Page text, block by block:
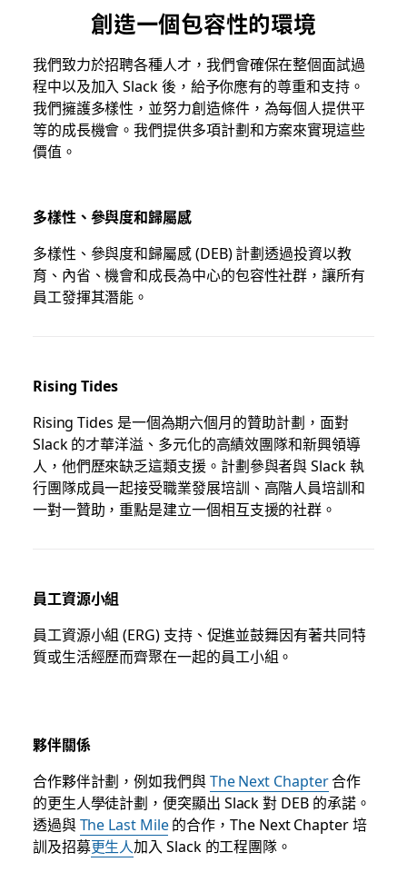
創造一個包容性的環境
我們致力於招聘各種人才，我們會確保在整個面試過
程中以及加入 Slack 後，給予你應有的尊重和支持。
我們擁護多樣性，並努力創造條件，為每個人提供平
等的成長機會。我們提供多項計劃和方案來實現這些
價值。
多樣性、參與度和歸屬感
多樣性、參與度和歸屬感 (DEB) 計劃透過投資以教
育、內省、機會和成長為中心的包容性社群，讓所有
員工發揮其潛能。
Rising Tides
Rising Tides 是一個為期六個月的贊助計劃，面對
Slack 的才華洋溢、多元化的高績效團隊和新興領導
人，他們歷來缺乏這類支援。計劃參與者與 Slack 執
行團隊成員一起接受職業發展培訓、高階人員培訓和
一對一贊助，重點是建立一個相互支援的社群。
員工資源小組
員工資源小組 (ERG) 支持、促進並鼓舞因有著共同特
質或生活經歷而齊聚在一起的員工小組。
夥伴關係
合作夥伴計劃，例如我們與The Next Chapter合作
的更生人學徒計劃，便突顯出 Slack 對 DEB 的承諾。
透過與The Last Mile的合作，The Next Chapter 培
訓及招募更生人加入 Slack 的工程團隊。